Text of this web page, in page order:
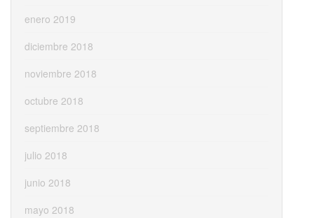
enero 2019
diciembre 2018
noviembre 2018
octubre 2018
septiembre 2018
julio 2018
junio 2018
mayo 2018